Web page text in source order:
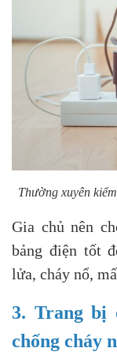
Thường xuyên
Gia chủ nên
bảng điện tốt
lửa, cháy nổ,
3. Trang bị
chống cháy